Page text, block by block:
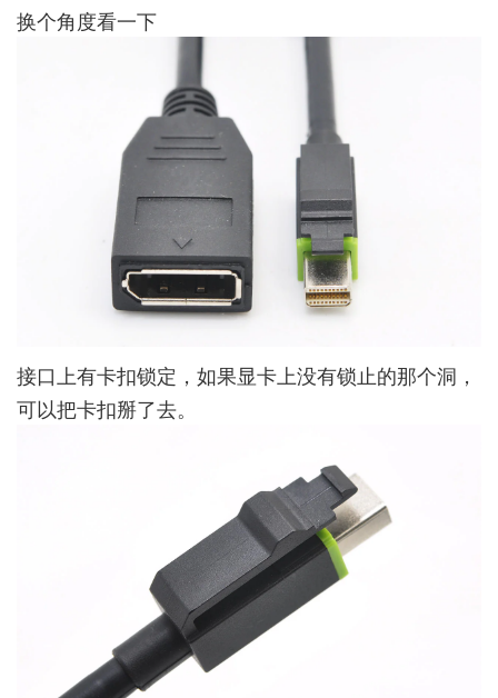
换个角度看一下
接口上有卡扣锁定，如果显卡上没有锁止的那个洞，
可以把卡扣掰了去。